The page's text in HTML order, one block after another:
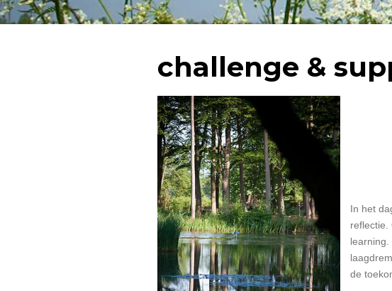
challenge &
In het
reflectie.
de